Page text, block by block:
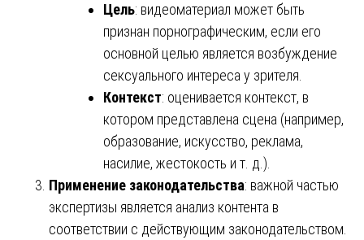
Цель: видеоматериал может быть
признан порнографическим, если его
основной целью является возбуждение
сексуального интереса у зрителя.
Контекст: оценивается контекст, в
котором представлена сцена (например,
образование, искусство, реклама,
насилие, жестокость и т. д.).
Применение законодательства: важной частью
экспертизы является анализ контента в
соответствии с действующим законодательством.